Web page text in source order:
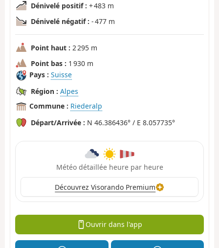
Dénivelé positif : + 483 m
Dénivelé négatif : - 477 m
Point haut : 2 295 m
Point bas : 1 930 m
Pays : Suisse
Région : Alpes
Commune : Riederalp
Départ/Arrivée : N 46.386436° / E 8.057735°
Météo détaillée heure par heure
Découvrez Visorando Premium
Ouvrir dans l'app